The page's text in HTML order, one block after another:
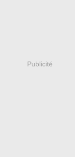
Publicité